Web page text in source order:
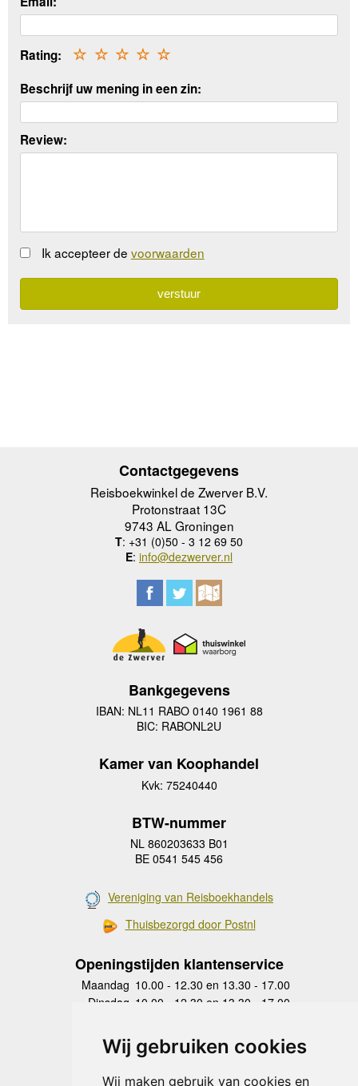
Wij gebruiken cookies
Wij maken gebruik van cookies en
Rating: ☆
☆
☆
☆
☆
Beschrijf uw mening in een zin:
Review:
Ik accepteer de voorwaarden
Contactgegevens
Reisboekwinkel de Zwerver B.V.
Protonstraat 13C
9743 AL Groningen
T: +31 (0)50 - 3 12 69 50
E: info@dezwerver.nl
Bankgegevens
IBAN: NL11 RABO 0140 1961 88
BIC: RABONL2U
Kamer van Koophandel
Kvk: 75240440
BTW-nummer
NL 860203633 B01
BE 0541 545 456
Vereniging van Reisboekhandels
Thuisbezorgd door Postnl
Openingstijden klantenservice
Maandag 10.00 - 12.30 en 13.30 - 17.00
Dinsdag 10.00 - 12.30 en 13.30 - 17.00
Donderdag
10.00 - 12.30 en 13.30 - 17.00
Vrijdag 10.00 - 12.30 en 13.30 - 17.00
Zaterdag
gesloten